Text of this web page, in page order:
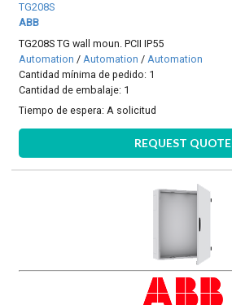
TG208S
ABB
TG208S TG wall moun. PCII IP55
Automation / Automation / Automation
Cantidad mínima de pedido: 1
Cantidad de embalaje: 1
Tiempo de espera: A solicitud
REQUEST QUOTE